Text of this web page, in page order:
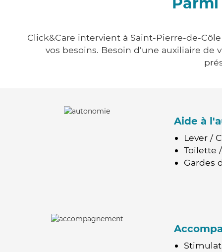
Click&Care intervient à Saint-Pierre-de-
vos besoins. Besoin d'une auxiliaire
Aide à
Lever /
Toilette
Gardes